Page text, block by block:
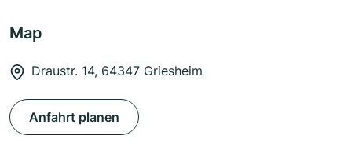
Map
Draustr. 14, 64347 Griesheim
Anfahrt planen